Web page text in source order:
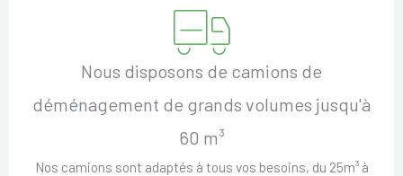
Nous disposons de camions de
déménagement de grands volumes jusqu'à
60 m³
Nos camions sont adaptés à tous vos besoins, du 25m³ à